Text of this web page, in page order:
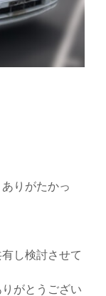
りがたかっ
し検討させて
がとうござい